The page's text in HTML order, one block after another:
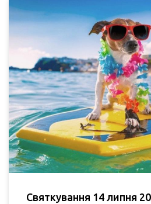
Святкування 14 липня